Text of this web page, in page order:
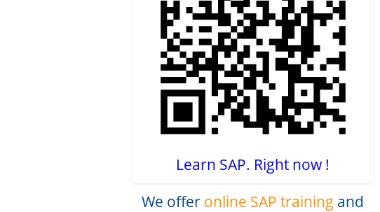
Learn SAP. Right now !
We offer online SAP training and